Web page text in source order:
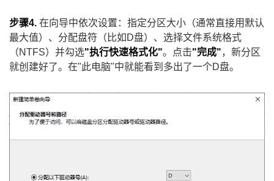
步骤4. 在向导中依次设置：指定分区大小（通常直接用默认
最大值）、分配盘符（比如D盘）、选择文件系统格式
（NTFS）并勾选"执行快速格式化"。点击"完成"，新分区
就创建好了。在"此电脑"中就能看到多出了一个D盘。